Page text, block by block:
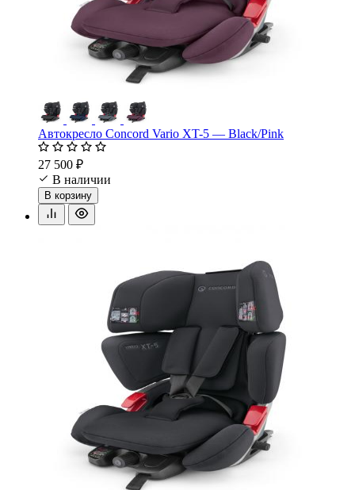
Автокресло Concord Vario XT-5 — Black/Pink
27 500 ₽
В наличии
В корзину